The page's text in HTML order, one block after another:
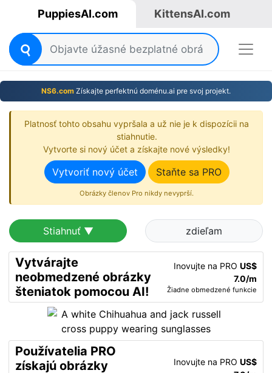
PuppiesAI.com KittensAI.com
NS6.com Získajte perfektnú doménu.ai pre svoj projekt.
Platnosť tohto obsahu vypršala a už nie je k dispozícii na
stiahnutie.
Vytvorte si nový účet a získajte nové výsledky!
Vytvoriť nový účet Staňte sa PRO
Obrázky členov Pro nikdy nevyprší.
Stiahnuť ▼ zdieľam
Vytvárajte
neobmedzené obrázky
šteniatok pomocou AI!
Inovujte na PRO US$
7.0/m
Žiadne obmedzené funkcie
Používatelia PRO
získajú obrázky
Inovujte na PRO US$